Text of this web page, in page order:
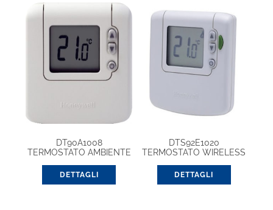
DT90A1008
TERMOSTATO AMBIENTE
DETTAGLI
DTS92E1020
TERMOSTATO WIRELESS
DETTAGLI